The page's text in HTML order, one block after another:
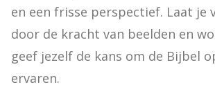
en een frisse perspectief. Laat je
door de kracht van beelden en
geef jezelf de kans om de Bijbel
ervaren.